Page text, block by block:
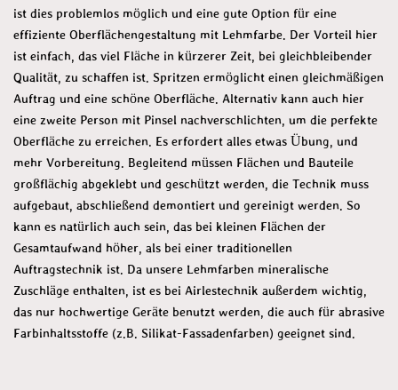
ist dies problemlos möglich und eine gute Option für eine
effiziente Oberflächengestaltung mit Lehmfarbe. Der Vorteil hier
ist einfach, das viel Fläche in kürzerer Zeit, bei gleichbleibender
Qualität, zu schaffen ist. Spritzen ermöglicht einen gleichmäßigen
Auftrag und eine schöne Oberfläche. Alternativ kann auch hier
eine zweite Person mit Pinsel nachverschlichten, um die perfekte
Oberfläche zu erreichen. Es erfordert alles etwas Übung, und
mehr Vorbereitung. Begleitend müssen Flächen und Bauteile
großflächig abgeklebt und geschützt werden, die Technik muss
aufgebaut, abschließend demontiert und gereinigt werden. So
kann es natürlich auch sein, das bei kleinen Flächen der
Gesamtaufwand höher, als bei einer traditionellen
Auftragstechnik ist. Da unsere Lehmfarben mineralische
Zuschläge enthalten, ist es bei Airlestechnik außerdem wichtig,
das nur hochwertige Geräte benutzt werden, die auch für abrasive
Farbinhaltsstoffe (z.B. Silikat-Fassadenfarben) geeignet sind.